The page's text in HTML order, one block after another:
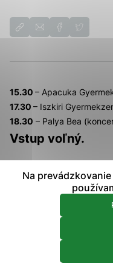
15.30 – Apacuka
17.30 – Iszkiri
18.30 – Palya Bea
Vstup voľný.
Carpedante
Na
týchto súborov cookie
pochopiť, ako
mohol stránky
skúsenosť. Všetky dáta
možné ich spojiť s